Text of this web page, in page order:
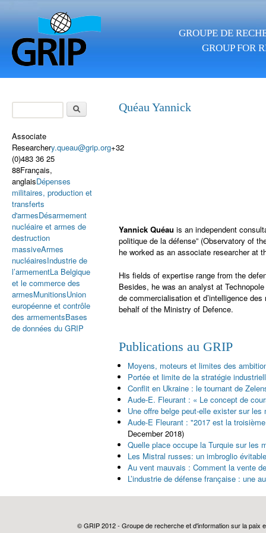
GROUPE DE
GROUP FOR
Quéau Yannick
Yannick Quéau is an independent
politique de la défense” (Observatory of
he worked as an associate researcher
His fields of expertise range from the
Besides, he was an analyst at
de commercialisation et d’intelligence
behalf of the Ministry of Defence.
Publications au GRIP
Moyens, moteurs et limites des
Portée et limite de la stratégie
Conflit en Ukraine : le tournant de
Aude-E. Fleurant : « Le concept de
Une offre belge peut-elle exister sur
Aude-E Fleurant : "2017 est la
December 2018)
Quelle place occupe la Turquie sur les
Les Mistral russes: un imbroglio évitable
Au vent mauvais : Comment la vente
L’industrie de défense française : une
Search form
Associate
Researchery.queau@grip.org+32
(0)483 36 25
88Français,
anglaisDépenses
militaires, production et
transferts
d'armesDésarmement
nucléaire et armes de
destruction
massiveArmes
nucléairesIndustrie de
l’armementLa Belgique
et le commerce des
armesMunitionsUnion
européenne et contrôle
des armementsBases
de données du GRIP
© GRIP 2012 - Groupe de recherche et d'information sur la paix